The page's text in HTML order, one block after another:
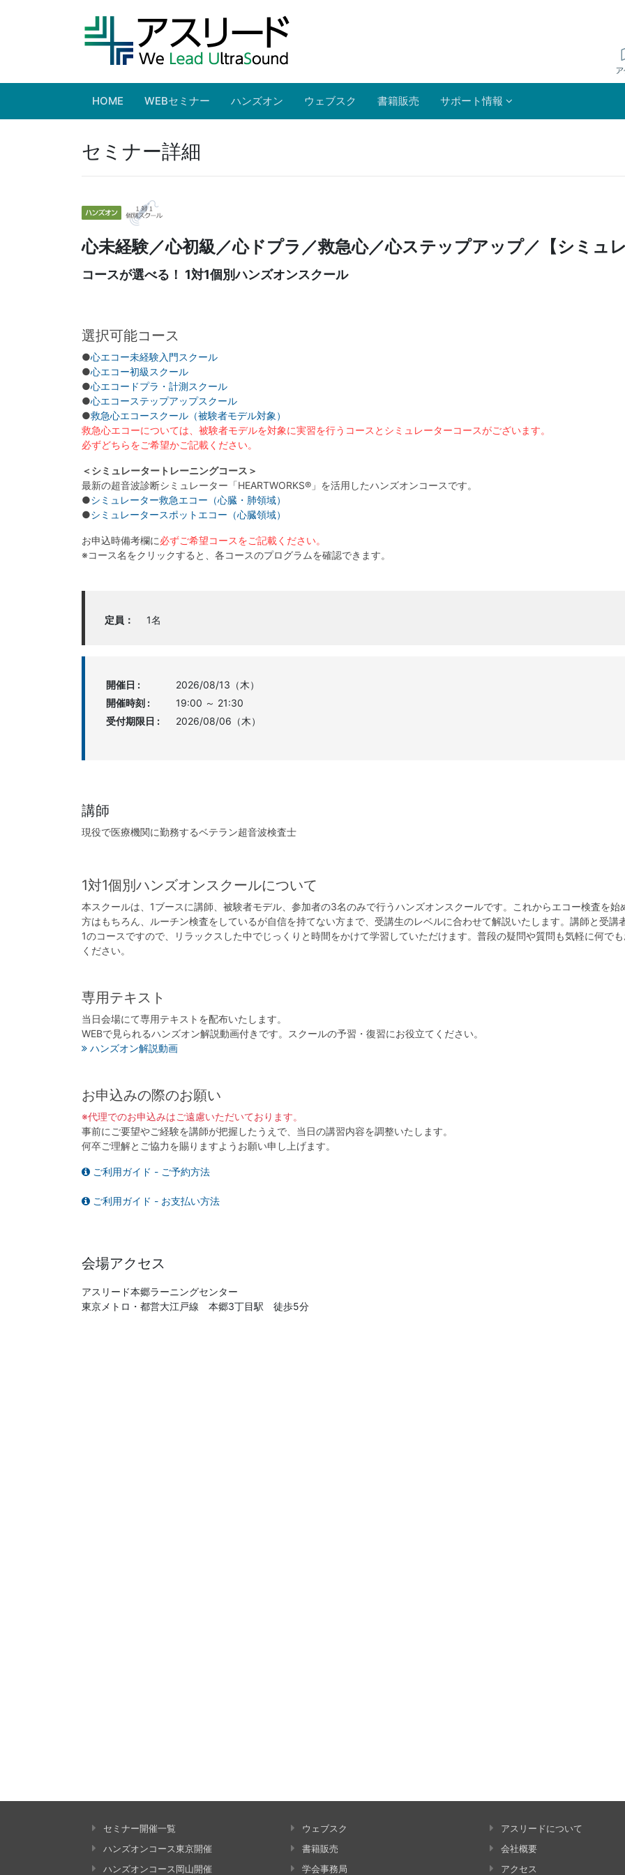
HOME WEBセミナー ハンズオン ウェブスク 書籍販売 サポート情報
セミナー詳細
心未経験／心初級／心ドプラ／救急心／心ステップアップ／【シミュ
コースが選べる！ 1対1個別ハンズオンスクール
選択可能コース
●心エコー未経験入門スクール
●心エコー初級スクール
●心エコードプラ・計測スクール
●心エコーステップアップスクール
●救急心エコースクール（被験者モデル対象）
救急心エコーについては、被験者モデルを対象に実習を行うコースとシミュレーターコースがございます。
必ずどちらをご希望かご記載ください。
＜シミュレータートレーニングコース＞
最新の超音波診断シミュレーター「HEARTWORKS®」を活用したハンズオンコースです。
●シミュレーター救急エコー（心臓・肺領域）
●シミュレータースポットエコー（心臓領域）
お申込時備考欄に必ずご希望コースをご記載ください。
※コース名をクリックすると、各コースのプログラムを確認できます。
定員： 1名
開催日 :
2026/08/13（木）
開催時刻 :
19:00 ～ 21:30
受付期限日 :
2026/08/06（木）
講師
現役で医療機関に勤務するベテラン超音波検査士
1対1個別ハンズオンスクールについて
本スクールは、1ブースに講師、被験者モデル、参加者の3名のみで行うハンズオンスクールです。これからエコー検査を始
方はもちろん、ルーチン検査をしているが自信を持てない方まで、受講生のレベルに合わせて解説いたします。講師と受講
1のコースですので、リラックスした中でじっくりと時間をかけて学習していただけます。普段の疑問や質問も気軽に何でも
ください。
専用テキスト
当日会場にて専用テキストを配布いたします。
WEBで見られるハンズオン解説動画付きです。スクールの予習・復習にお役立てください。
ハンズオン解説動画
お申込みの際のお願い
※代理でのお申込みはご遠慮いただいております。
事前にご要望やご経験を講師が把握したうえで、当日の講習内容を調整いたします。
何卒ご理解とご協力を賜りますようお願い申し上げます。
ご利用ガイド - ご予約方法
ご利用ガイド - お支払い方法
会場アクセス
アスリード本郷ラーニングセンター
東京メトロ・都営大江戸線 本郷3丁目駅 徒歩5分
セミナー開催一覧
ハンズオンコース東京開催
ハンズオンコース岡山開催
ウェブスク
書籍販売
学会事務局
アスリードについて
会社概要
アクセス